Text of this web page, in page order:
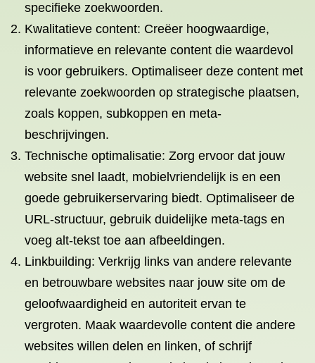
specifieke zoekwoorden.
Kwalitatieve content: Creëer hoogwaardige,
informatieve en relevante content die waardevol
is voor gebruikers. Optimaliseer deze content met
relevante zoekwoorden op strategische plaatsen,
zoals koppen, subkoppen en meta-
beschrijvingen.
Technische optimalisatie: Zorg ervoor dat jouw
website snel laadt, mobielvriendelijk is en een
goede gebruikerservaring biedt. Optimaliseer de
URL-structuur, gebruik duidelijke meta-tags en
voeg alt-tekst toe aan afbeeldingen.
Linkbuilding: Verkrijg links van andere relevante
en betrouwbare websites naar jouw site om de
geloofwaardigheid en autoriteit ervan te
vergroten. Maak waardevolle content die andere
websites willen delen en linken, of schrijf